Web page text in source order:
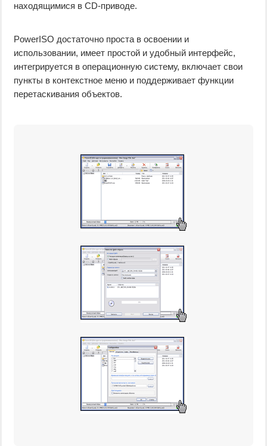
находящимися в CD-приводе.
PowerISO достаточно проста в освоении и
использовании, имеет простой и удобный интерфейс,
интегрируется в операционную систему, включает свои
пункты в контекстное меню и поддерживает функции
перетаскивания объектов.